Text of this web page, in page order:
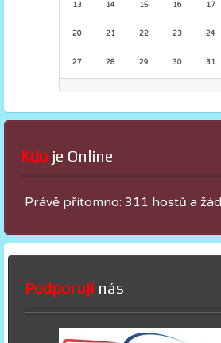
13 14 15 16 17
20 21 22 23 24
27 28 29 30 31
Kdo je Online
Právě přítomno: 311 hostů a
Podporujínás